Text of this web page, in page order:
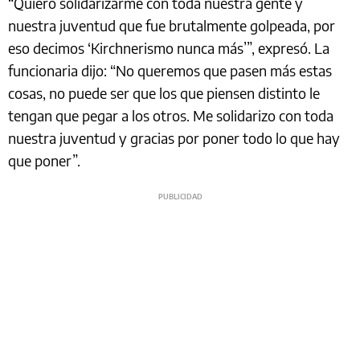
nuestra juventud que fue brutalmente golpeada, por
eso decimos ‘Kirchnerismo nunca más’”, expresó. La
funcionaria dijo: “No queremos que pasen más estas
cosas, no puede ser que los que piensen distinto le
tengan que pegar a los otros. Me solidarizo con toda
nuestra juventud y gracias por poner todo lo que hay
que poner”.